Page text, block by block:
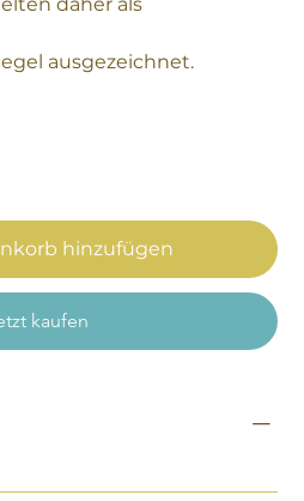
ausgezeichnet.
hinzufügen
kaufen